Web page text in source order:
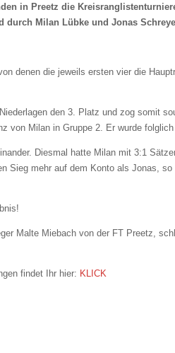
in Preetz die
durch Milan Lübke und Jonas
denen die jeweils ersten vier die
den 3. Platz und zog somit
von Milan in Gruppe 2. Er wurde
Diesmal hatte Milan mit 3:1
Sieg mehr auf dem Konto als Jonas,
Malte Miebach von der FT Preetz,
findet Ihr hier: KLICK